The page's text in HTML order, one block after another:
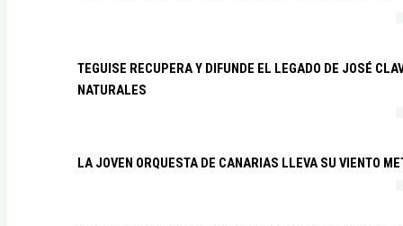
TEGUISE RECUPERA Y DIFUNDE EL LEGADO DE JOSÉ
NATURALES
LA JOVEN ORQUESTA DE CANARIAS LLEVA SU VIENTO